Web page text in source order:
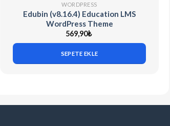
WORDPRESS
Edubin (v8.16.4) Education LMS
WordPress Theme
569,90₺
SEPETE EKLE